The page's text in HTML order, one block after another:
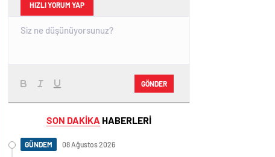
HIZLI YORUM YAP
GÖNDER
SON DAKİKA HABERLERİ
GÜNDEM 08 Ağustos 2026